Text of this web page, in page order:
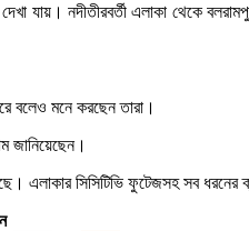
যায়। নদীতীরবর্তী এলাকা থেকে
বলেও মনে করছেন তারা।
জানিয়েছেন।
এলাকার সিসিটিভি ফুটেজসহ সব ধরনের